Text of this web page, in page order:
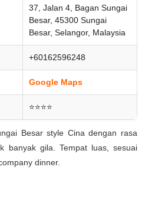
37, Jalan 4, Bagan Sungai
Besar, 45300 Sungai
Besar, Selangor, Malaysia
+60162596248
Google Maps
⭐⭐⭐⭐
Besar style Cina dengan rasa
banyak gila. Tempat luas, sesuai
dinner.